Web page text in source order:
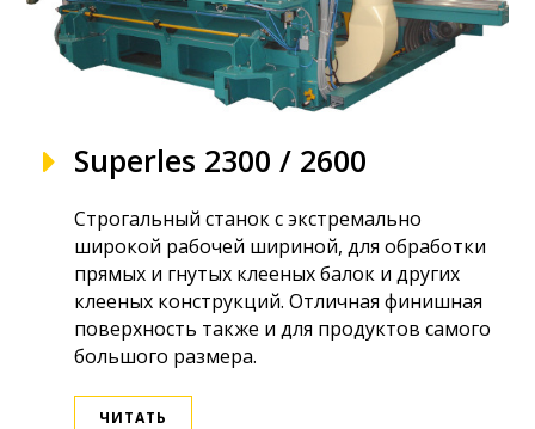
Superles 2300 / 2600
Строгальный станок с экстремально
широкой рабочей шириной, для обработки
прямых и гнутых клееных балок и других
клееных конструкций. Отличная финишная
поверхность также и для продуктов самого
большого размера.
ЧИТАТЬ